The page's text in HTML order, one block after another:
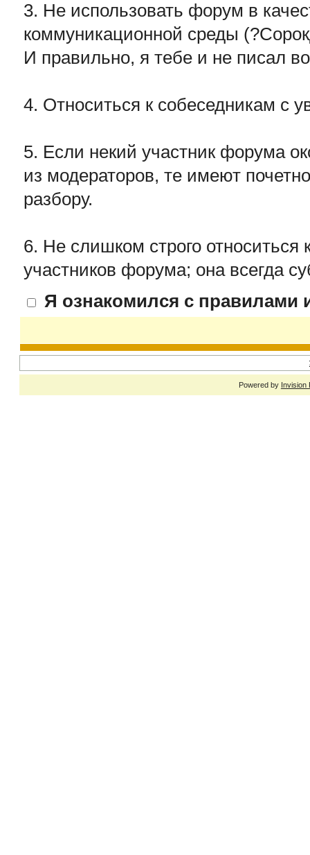
3. Не использовать форум в
коммуникационной среды
И правильно, я тебе и не писал
4. Относиться к собеседникам с
5. Если некий участник форума
из модераторов, те имеют
разбору.
6. Не слишком строго относиться
участников форума; она всегда
Я ознакомился с правилами
Powered by Invision